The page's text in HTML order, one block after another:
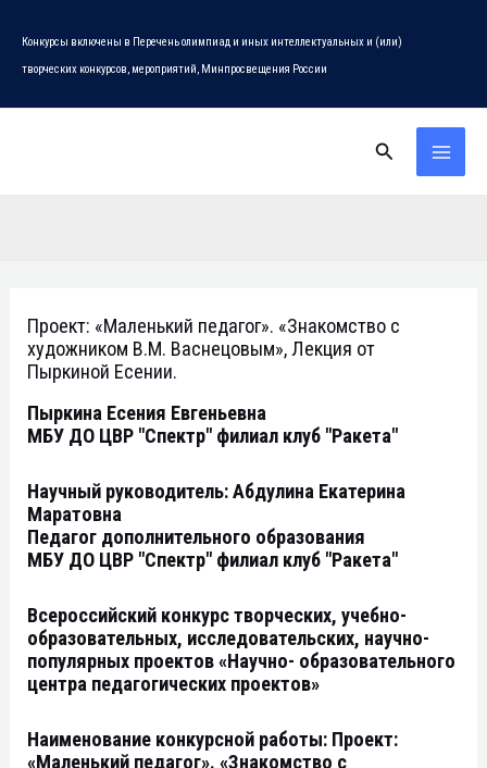
содержимому
Конкурсы включены в Перечень олимпиад и иных интеллектуальных и (или)
творческих конкурсов, мероприятий, Минпросвещения России
Поиск
Проект: «Маленький педагог». «Знакомство с
художником В.М. Васнецовым», Лекция от
Пыркиной Есении.
Пыркина Есения Евгеньевна
МБУ ДО ЦВР "Спектр" филиал клуб "Ракета"
Научный руководитель: Абдулина Екатерина
Маратовна
Педагог дополнительного образования
МБУ ДО ЦВР "Спектр" филиал клуб "Ракета"
Всероссийский конкурс творческих, учебно-
образовательных, исследовательских, научно-
популярных проектов «Научно- образовательного
центра педагогических проектов»
Наименование конкурсной работы: Проект:
«Маленький педагог». «Знакомство с